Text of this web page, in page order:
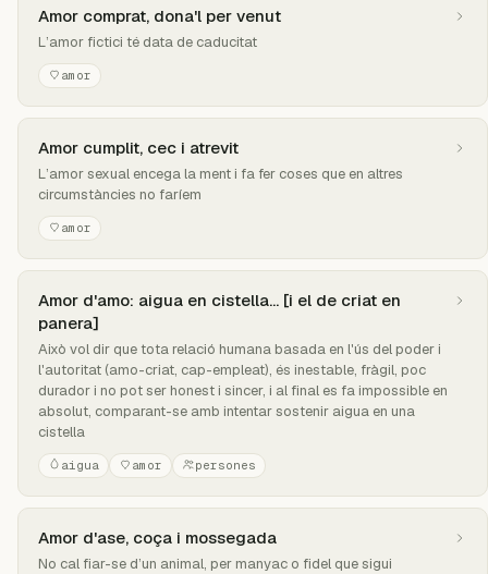
Amor comprat, dona'l per venut
L’amor fictici té data de caducitat
amor
Amor cumplit, cec i atrevit
L’amor sexual encega la ment i fa fer coses que en altres
circumstàncies no faríem
amor
Amor d'amo: aigua en cistella... [i el de criat en
panera]
Això vol dir que tota relació humana basada en l'ús del poder i
l'autoritat (amo-criat, cap-empleat), és inestable, fràgil, poc
durador i no pot ser honest i sincer, i al final es fa impossible en
absolut, comparant-se amb intentar sostenir aigua en una
cistella
aigua amor persones
Amor d'ase, coça i mossegada
No cal fiar-se d’un animal, per manyac o fidel que sigui